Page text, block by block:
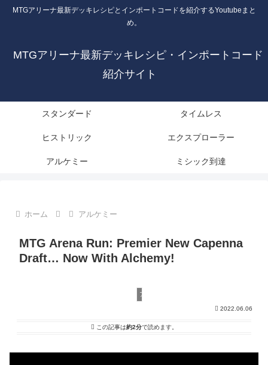
MTGアリーナ最新デッキレシピとインポートコードを紹介するYoutubeまと
め。
MTGアリーナ最新デッキレシピ・インポートコード
紹介サイト
スタンダード タイムレス
ヒストリック エクスプローラー
アルケミー ミシック到達
ホーム アルケミー
MTG Arena Run: Premier New Capenna
Draft… Now With Alchemy!
アルケミー
2022.06.06
この記事は約2分で読めます。